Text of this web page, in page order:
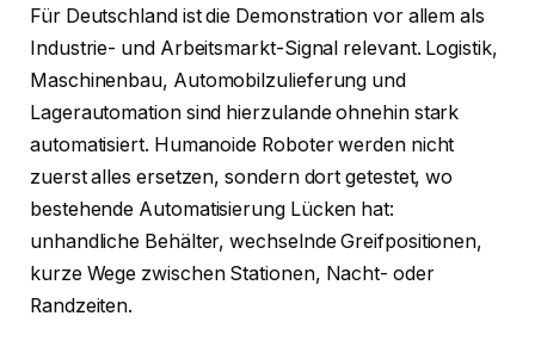
Für Deutschland ist die Demonstration vor allem als
Industrie- und Arbeitsmarkt-Signal relevant. Logistik,
Maschinenbau, Automobilzulieferung und
Lagerautomation sind hierzulande ohnehin stark
automatisiert. Humanoide Roboter werden nicht
zuerst alles ersetzen, sondern dort getestet, wo
bestehende Automatisierung Lücken hat:
unhandliche Behälter, wechselnde Greifpositionen,
kurze Wege zwischen Stationen, Nacht- oder
Randzeiten.